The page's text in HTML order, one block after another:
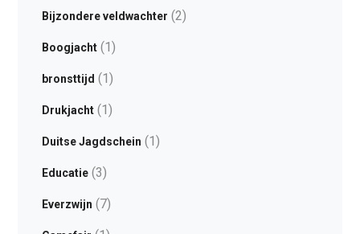
Bijzondere veldwachter (2)
Boogjacht(1)
bronsttijd (1)
Drukjacht(1)
Duitse Jagdschein (1)
Educatie(3)
Everzwijn (7)